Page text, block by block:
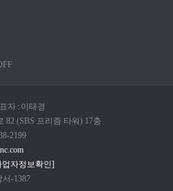
자 : 이태경
82 (SBS 프리즘 타워) 17충
2199
업자정보확인]
서-1387